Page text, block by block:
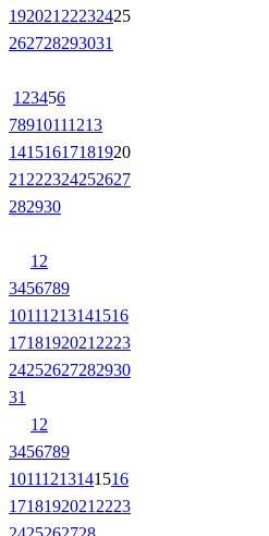
192021 22232425
262728293031
1 23456
78910111213
14151617181920
21 222324252627
282930
1 2
3456789
10111213141516
1718192021 2223
24252627282930
31
1 2
3456789
10111213141516
1718192021 2223